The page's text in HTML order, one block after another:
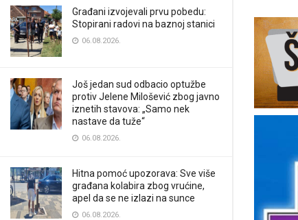
Građani izvojevali prvu pobedu:
Stopirani radovi na baznoj stanici
06.08.2026.
Još jedan sud odbacio optužbe
protiv Jelene Milošević zbog javno
iznetih stavova: „Samo nek
nastave da tuže“
06.08.2026.
Hitna pomoć upozorava: Sve više
građana kolabira zbog vrućine,
apel da se ne izlazi na sunce
06.08.2026.